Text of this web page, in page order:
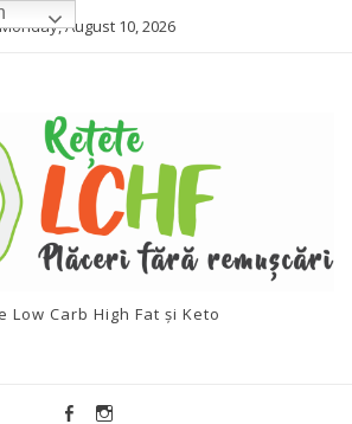
August 10, 2026
Low Carb High Fat și Keto